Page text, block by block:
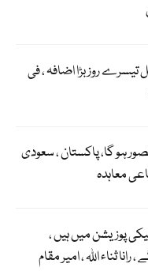
روز بڑا اضافہ ، فی
ہو گا، پاکستان ، سعودی
معاہدہ
پوزیشن میں ہیں ،
ثناء اللہ ، امیر مقام